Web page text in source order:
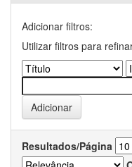
Adicionar filtros:
Utilizar filtros para
Resultados/Página